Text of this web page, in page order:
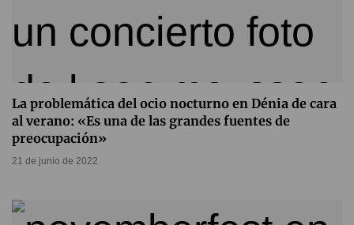
La problemática del ocio nocturno en Dénia de cara
al verano: «Es una de las grandes fuentes de
preocupación»
21 de junio de 2022